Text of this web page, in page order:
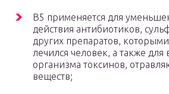
B5 применяется для
действия антибиотиков,
других препаратов,
лечился человек, а также
организма токсинов,
веществ;